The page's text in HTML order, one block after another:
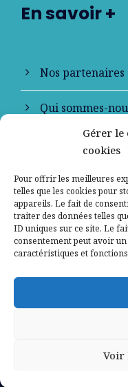
Gérer le
cookies
Pour offrir les meilleures
telles que les cookies pour
appareils. Le fait de
traiter des données telles
ID uniques sur ce site. Le
consentement peut avoir
caractéristiques et
Voir
En savoir +
Nos partenaires
Qui sommes-
Contactez-nous
Mentions légales
Politique de